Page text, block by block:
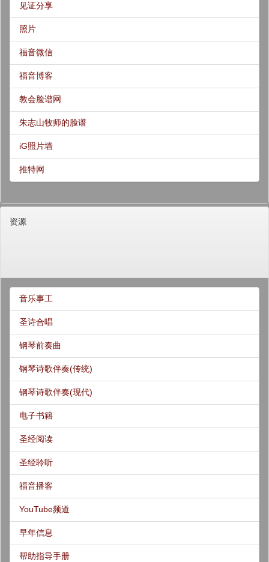
见证分享
照片
福音微信
福音博客
教会脸谱网
朱志山牧师的脸谱
iG照片墙
推特网
资源
音乐事工
圣诗合唱
钢琴前奏曲
钢琴诗歌伴奏(传统)
钢琴诗歌伴奏(现代)
电子书籍
圣经阅读
圣经聆听
福音播客
YouTube频道
早年信息
帮助指导手册